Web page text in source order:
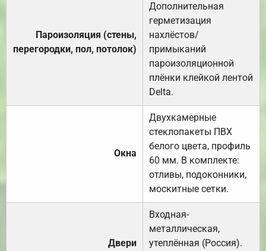
Пароизоляция (стены,
перегородки, пол, потолок)
Дополнительная
герметизация
нахлёстов/
примыканий
пароизоляционной
плёнки клейкой лентой
Delta.
Окна
Двухкамерные
стеклопакеты ПВХ
белого цвета, профиль
60 мм. В комплекте:
отливы, подоконники,
москитные сетки.
Двери
Входная-
металлическая,
утеплённая (Россия).